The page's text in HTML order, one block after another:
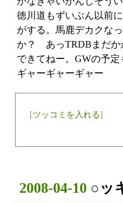
徳川道もずいぶん以前
がする。馬鹿デカクな
か？ あっTRDBまだか
できてねー。GWの予定
ギャーギャーギャー
[ツッコミを入れる]
2008-04-10 ○ッ